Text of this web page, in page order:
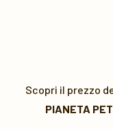
Scopri il prezzo
PIANETA